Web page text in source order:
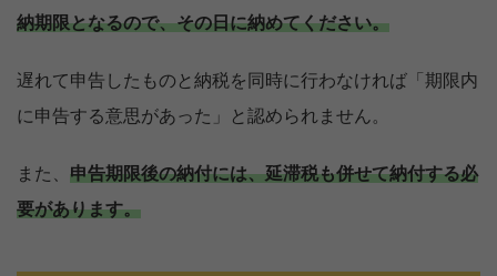
納期限となるので、その日に納めてください。
遅れて申告したものと納税を同時に行わなければ「期限内
に申告する意思があった」と認められません。
また、 申告期限後の納付には、延滞税も併せて納付する必
要があります。